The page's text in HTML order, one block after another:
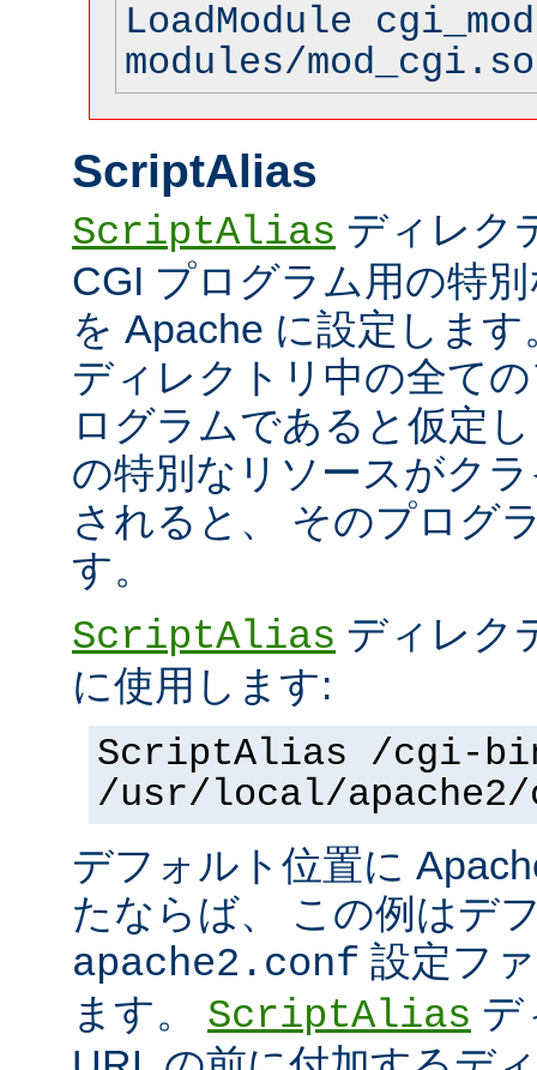
LoadModule
modules/mod_cgi.so
ScriptAlias
ScriptAlias ディレク
CGI プログラム用の特
を Apache に設定しま
ディレクトリ中の全て
ログラムであると仮定
の特別なリソースがク
されると、 そのプログ
す。
ScriptAlias ディレク
に使用します:
ScriptAlias /cgi-
/usr/local/
デフォルト位置に
たならば、 この例はデ
apache2.conf 設定フ
ます。 ScriptAlias デ